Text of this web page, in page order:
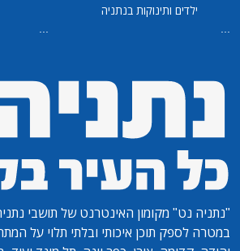
ילדים ותינוקות בנתניה
...
...
"נתניה נט" מקומון האינטרנט של תושבי
במטרה לספק תוכן איכותי ובלתי תלוי על